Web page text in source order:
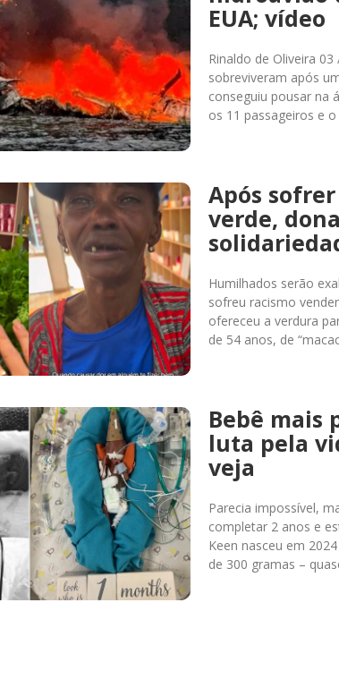
EUA; vídeo
Rinaldo de Oliveira
sobreviveram após
conseguiu pousar na
os 11 passageiros e
Após
verde,
Humilhados serão
sofreu racismo
ofereceu a verdura
de 54 anos, de
Bebê mais
luta pela
veja
Parecia impossível,
completar 2 anos e
Keen nasceu em
de 300 gramas –